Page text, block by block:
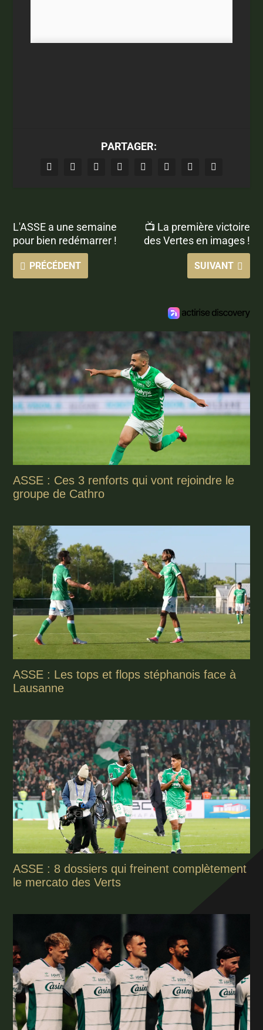
PARTAGER:
L'ASSE a une semaine
pour bien redémarrer !
PRÉCÉDENT
📺 La première victoire
des Vertes en images !
SUIVANT
ASSE : Ces 3 renforts qui vont rejoindre le
groupe de Cathro
ASSE : Les tops et flops stéphanois face à
Lausanne
ASSE : 8 dossiers qui freinent complètement
le mercato des Verts